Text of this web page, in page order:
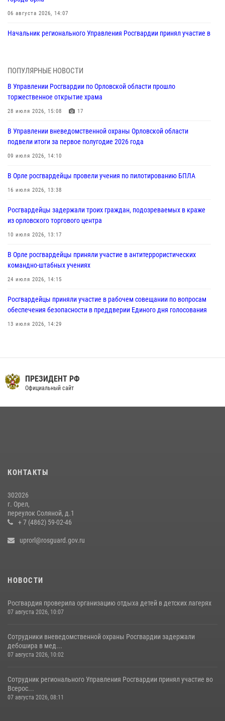
06 августа 2026, 14:07
Начальник регионального Управления Росгвардии принял участие в
первое полугодие
05 августа 2026, 13:12
совершении противоправных действий
04 августа 2026, 14:21
04 августа 2026, 14:06
предоставлении госуслуг
03 августа 2026, 14:30
ПОПУЛЯРНЫЕ НОВОСТИ
В Управлении Росгвардии по Орловской области прошло
торжественное открытие храма
28 июля 2026, 15:08 17
В Управлении вневедомственной охраны Орловской области
подвели итоги за первое полугодие 2026 года
09 июля 2026, 14:10
В Орле росгвардейцы провели учения по пилотированию БПЛА
16 июля 2026, 13:38
Росгвардейцы задержали троих граждан, подозреваемых в краже
из орловского торгового центра
10 июля 2026, 13:17
В Орле росгвардейцы приняли участие в антитеррористических
командно-штабных учениях
24 июля 2026, 14:15
Росгвардейцы приняли участие в рабочем совещании по вопросам
обеспечения безопасности в преддверии Единого дня голосования
13 июля 2026, 14:29
16 июля 2026, 13:34
На брифинге росгвардейцы рассказали орловцам об изменениях в
законодательстве, регулирующем оборот оружия
15 июля 2026, 14:49
ПРЕЗИДЕНТ РФ
Официальный сайт
КОНТАКТЫ
302026
г. Орел,
переулок Соляной, д.1
+ 7 (4862) 59-02-46
uprorl@rosguard.gov.ru
НОВОСТИ
Росгвардия проверила организацию отдыха детей в детских лагерях
07 августа 2026, 10:07
Сотрудники вневедомственной охраны Росгвардии задержали
дебошира в мед...
07 августа 2026, 10:02
Сотрудник регионального Управления Росгвардии принял участие во
Всерос...
07 августа 2026, 08:11